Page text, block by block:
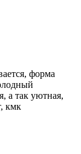
форма
а так уютная,
кмк